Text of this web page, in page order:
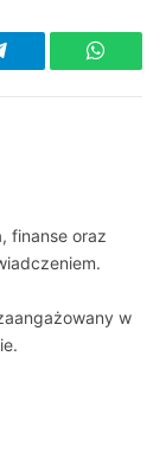
finanse oraz
w